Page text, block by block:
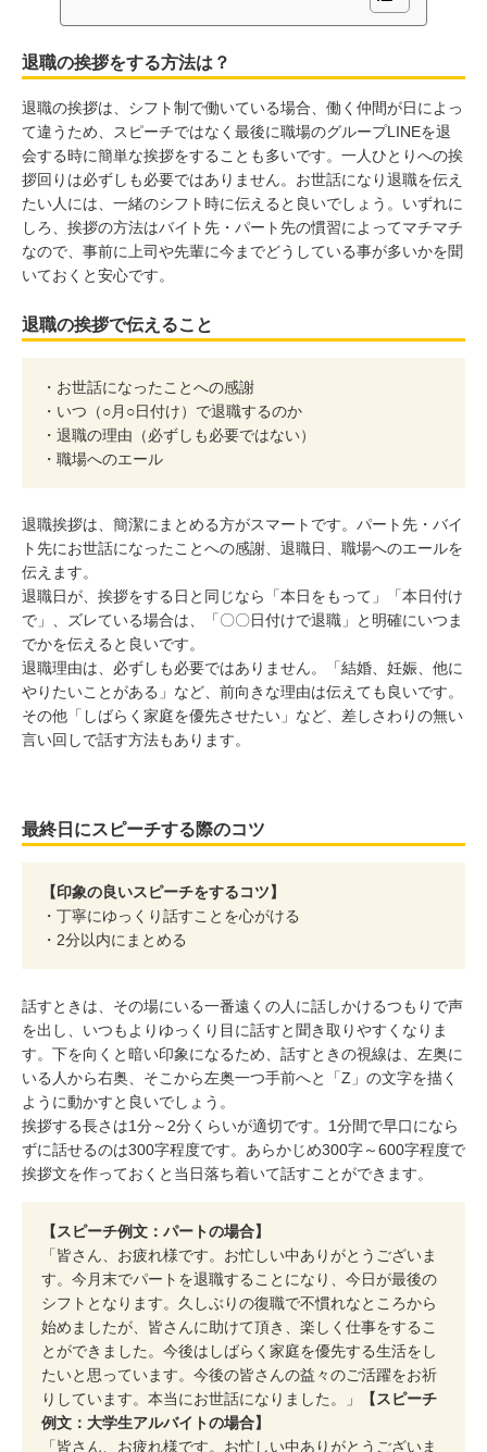
退職の挨拶をする方法は？
退職の挨拶は、シフト制で働いている場合、働く仲間が日によっ
て違うため、スピーチではなく最後に職場のグループLINEを退
会する時に簡単な挨拶をすることも多いです。一人ひとりへの挨
拶回りは必ずしも必要ではありません。お世話になり退職を伝え
たい人には、一緒のシフト時に伝えると良いでしょう。いずれに
しろ、挨拶の方法はバイト先・パート先の慣習によってマチマチ
なので、事前に上司や先輩に今までどうしている事が多いかを聞
いておくと安心です。
退職の挨拶で伝えること
・お世話になったことへの感謝
・いつ（○月○日付け）で退職するのか
・退職の理由（必ずしも必要ではない）
・職場へのエール
退職挨拶は、簡潔にまとめる方がスマートです。パート先・バイ
ト先にお世話になったことへの感謝、退職日、職場へのエールを
伝えます。
退職日が、挨拶をする日と同じなら「本日をもって」「本日付け
で」、ズレている場合は、「〇〇日付けで退職」と明確にいつま
でかを伝えると良いです。
退職理由は、必ずしも必要ではありません。「結婚、妊娠、他に
やりたいことがある」など、前向きな理由は伝えても良いです。
その他「しばらく家庭を優先させたい」など、差しさわりの無い
言い回しで話す方法もあります。
最終日にスピーチする際のコツ
【印象の良いスピーチをするコツ】
・丁寧にゆっくり話すことを心がける
・2分以内にまとめる
話すときは、その場にいる一番遠くの人に話しかけるつもりで声
を出し、いつもよりゆっくり目に話すと聞き取りやすくなりま
す。下を向くと暗い印象になるため、話すときの視線は、左奥に
いる人から右奥、そこから左奥一つ手前へと「Z」の文字を描く
ように動かすと良いでしょう。
挨拶する長さは1分～2分くらいが適切です。1分間で早口になら
ずに話せるのは300字程度です。あらかじめ300字～600字程度で
挨拶文を作っておくと当日落ち着いて話すことができます。
【スピーチ例文：パートの場合】
「皆さん、お疲れ様です。お忙しい中ありがとうございま
す。今月末でパートを退職することになり、今日が最後の
シフトとなります。久しぶりの復職で不慣れなところから
始めましたが、皆さんに助けて頂き、楽しく仕事をするこ
とができました。今後はしばらく家庭を優先する生活をし
たいと思っています。今後の皆さんの益々のご活躍をお祈
りしています。本当にお世話になりました。」
【スピーチ
例文：大学生アルバイトの場合】
「皆さん、お疲れ様です。お忙しい中ありがとうございま